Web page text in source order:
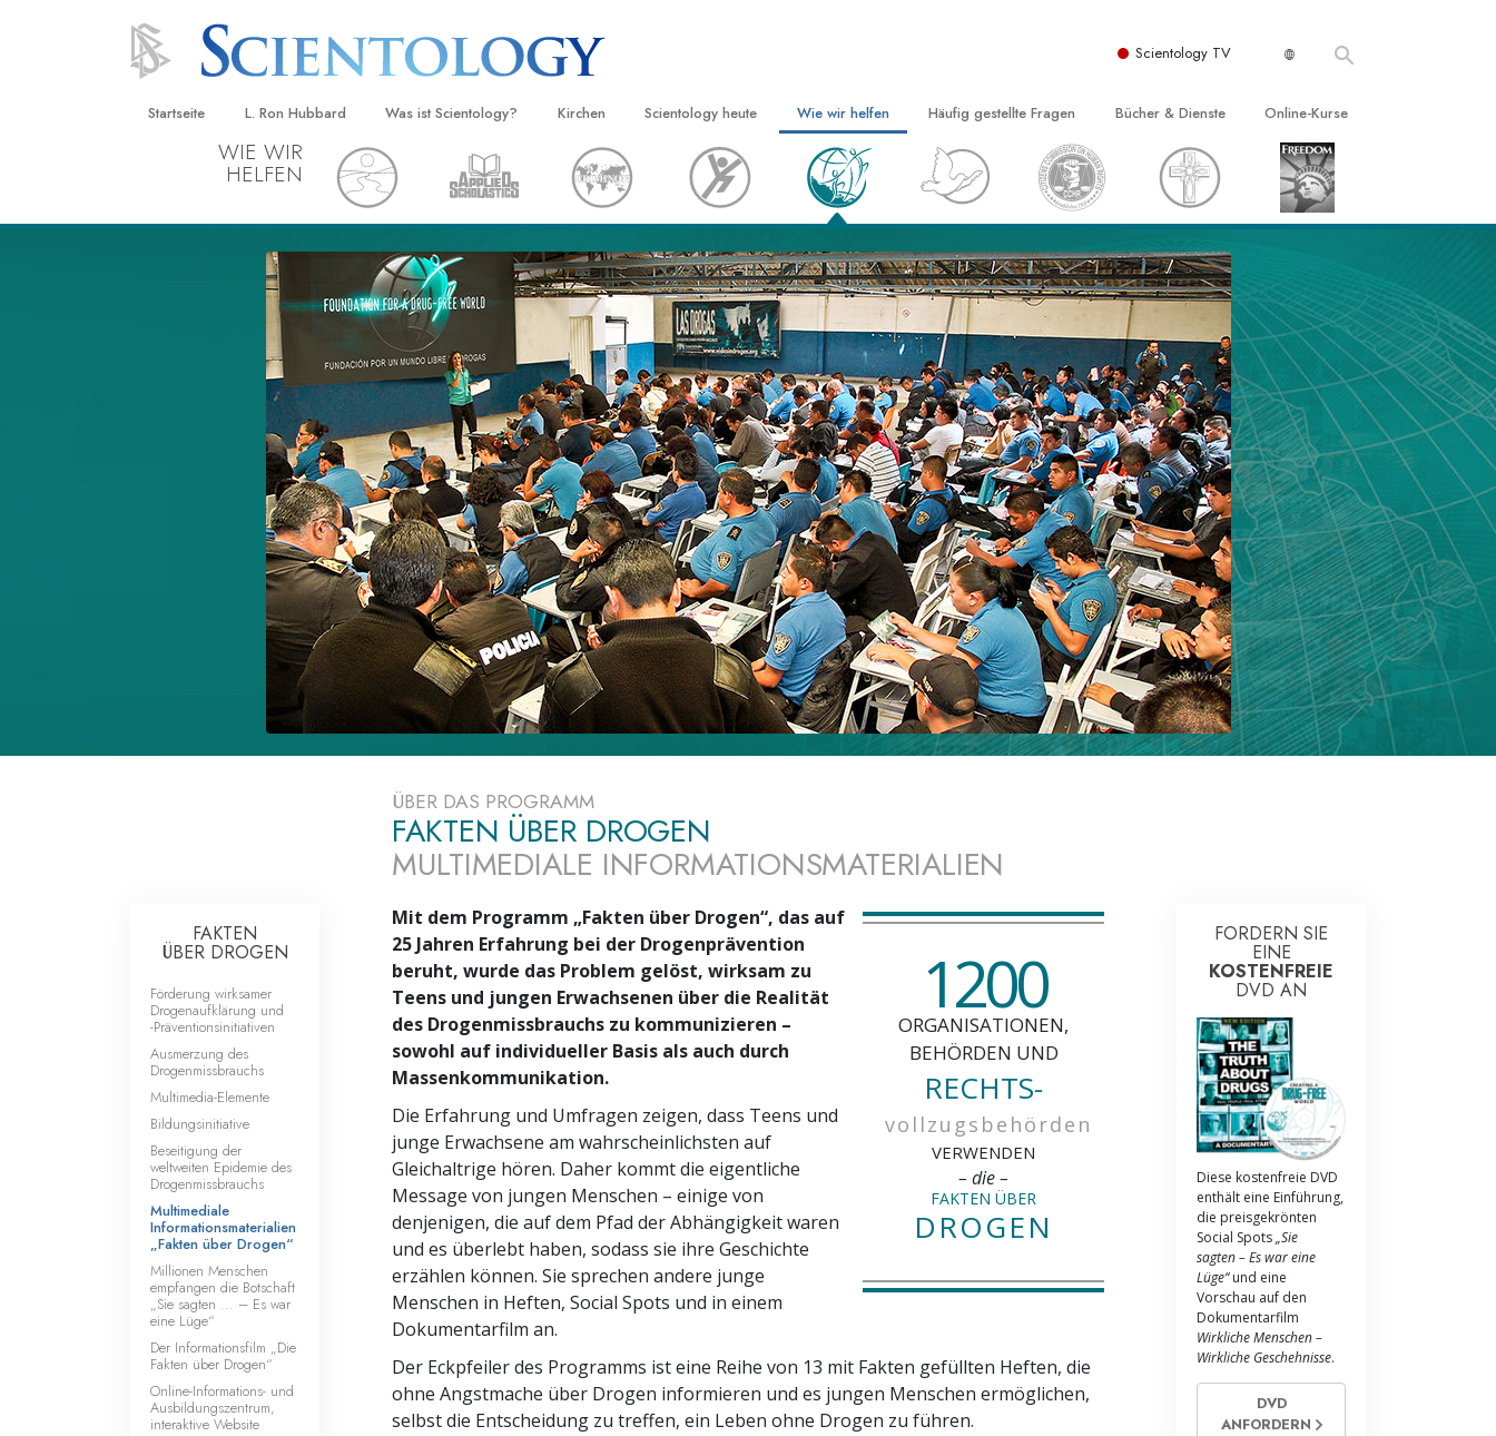
Scientology TV
Startseite L. Ron Hubbard Was ist Scientology?
Anschauungen und Praxis
Kodizes
Was Scientologen über Scientology
sagen
Lernen Sie einen Scientologen kennen
Innerhalb einer Scientology Kirche
Die Grundprinzipien der Scientology
Eine Einführung in die Dianetik
Liebe und Hass – Was ist Größe?
Kirchen
Finden Sie eine Kirche
Ideale Scientology Kirchen
Fortgeschrittene Organisationen
Flag Land Base
Freewinds
Scientology für die Welt
Scientology heute
Einweihungen
Scientology Veranstaltungen
David Miscavige – Kirchliches
Oberhaupt von Scientology
Wie wir helfen
Der Weg zum Glücklichsein
Applied Scholastics
Criminon
Narconon
Fakten über Drogen
United for Human Rights (Vereint für
Menschenrechte)
Citizens Commission on Human Rights
Ehrenamtliche Scientology Geistliche
Häufig gestellte Fragen
Hintergrund und
grundlegende Prinzipien
Innerhalb einer Scientology Kirche
Die Organisation der Scientology
Bücher & Dienste
Einführende Bücher
Einführungsvorträge
Einführungsfilme
Einführende Dienste
Online-Kurse
Wie man Konflikte löst
Die Dynamiken des Daseins
Die Bestandteile des Verstehens
Lösungen für eine gefährliche Umwelt
Beistände bei Krankheiten und
Verletzungen
Integrität und Ehrlichkeit
Ehe
Die emotionelle Tonskala
Antworten auf das Drogenproblem
Kinder
Werkzeuge für den Arbeitsplatz
Ethik und die Zustände
Die Ursache von Unterdrückung
Ermittlungen
Die Technologie des Studierens
WIE WIR
HELFEN
ÜBER DAS PROGRAMM
FAKTEN ÜBER DROGEN
MULTIMEDIALE INFORMATIONSMATERIALIEN
1200
ORGANISATIONEN,
BEHÖRDEN UND
RECHTS-
vollzugsbehörden
VERWENDEN
– die –
FAKTEN ÜBER
DROGEN
Mit dem Programm „Fakten über Drogen“, das auf
25 Jahren Erfahrung bei der Drogen­prävention
beruht, wurde das Problem gelöst, wirksam zu
Teens und jungen Erwachsenen über die Realität
des Drogen­missbrauchs zu kommunizieren –
sowohl auf individueller Basis als auch durch
Massen­kommunikation.
Die Erfahrung und Umfragen zeigen, dass Teens und
junge Erwachsene am wahrscheinlichsten auf
Gleichaltrige hören. Daher kommt die eigentliche
Message von jungen Menschen – einige von
denjenigen, die auf dem Pfad der Abhängigkeit waren
und es überlebt haben, sodass sie ihre Geschichte
erzählen können. Sie sprechen andere junge
Menschen in Heften, Social Spots und in einem
Dokumentar­film an.
Der Eckpfeiler des Programms ist eine Reihe von 13 mit Fakten gefüllten Heften, die
ohne Angstmache über Drogen informieren und es jungen Menschen ermöglichen,
selbst die Entscheidung zu treffen, ein Leben ohne Drogen zu führen.
FAKTEN
ÜBER DROGEN
Förderung wirksamer
Drogenaufklärung und
-Präventionsinitiativen
Ausmerzung des
Drogenmissbrauchs
Multimedia-Elemente
Bildungsinitiative
Beseitigung der
weltweiten Epidemie des
Drogenmissbrauchs
Multimediale
Informationsmaterialien
„Fakten über Drogen“
Millionen Menschen
empfangen die Botschaft
„Sie sagten ... – Es war
eine Lüge“
Der Informationsfilm „Die
Fakten über Drogen“
Online-Informations- und
Ausbildungszentrum,
interaktive Website
FORDERN SIE
EINE
KOSTENFREIE
DVD AN
Diese kostenfreie DVD
enthält eine Einführung,
die preisgekrönten
Social Spots„Sie
sagten – Es war eine
Lüge“und eine
Vorschau auf den
Dokumentarfilm
Wirkliche Menschen –
Wirkliche Geschehnisse.
DVD
ANFORDERN